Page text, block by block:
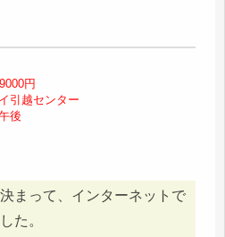
円
引越センター
後
まって、インターネットで
た。